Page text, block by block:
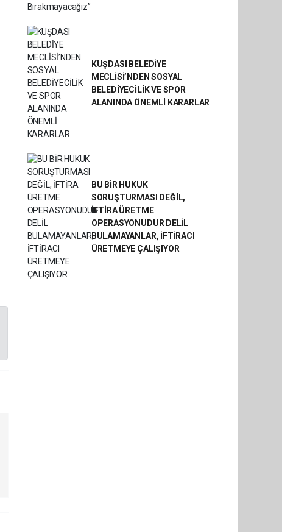
KUŞDASI BELEDİYE
MECLİSİ’NDEN SOSYAL
BELEDİYECİLİK VE SPOR
ALANINDA ÖNEMLİ KARARLAR
BU BİR HUKUK
SORUŞTURMASI DEĞİL,
İFTİRA ÜRETME
OPERASYONUDUR DELİL
BULAMAYANLAR, İFTİRACI
ÜRETMEYE ÇALIŞIYOR